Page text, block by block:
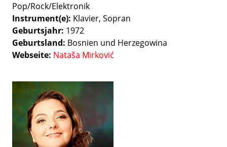
Pop/Rock/Elektronik
Instrument(e) Klavier Sopran
Geburtsjahr 1972
Geburtsland Bosnien und Herzegowina
Webseite Nataša Mirković